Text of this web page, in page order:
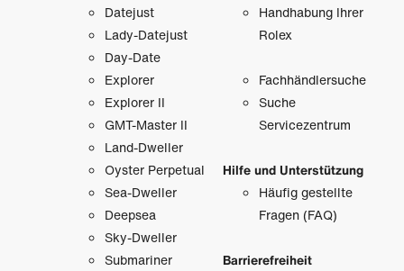
Datejust
Lady-Datejust
Day-Date
Explorer
Explorer II
GMT-Master II
Land-Dweller
Oyster Perpetual
Sea-Dweller
Deepsea
Sky-Dweller
Submariner
Handhabung Ihrer
Rolex
Fachhändlersuche
Suche
Servicezentrum
Hilfe und Unterstützung
Häufig gestellte
Fragen (FAQ)
Barrierefreiheit